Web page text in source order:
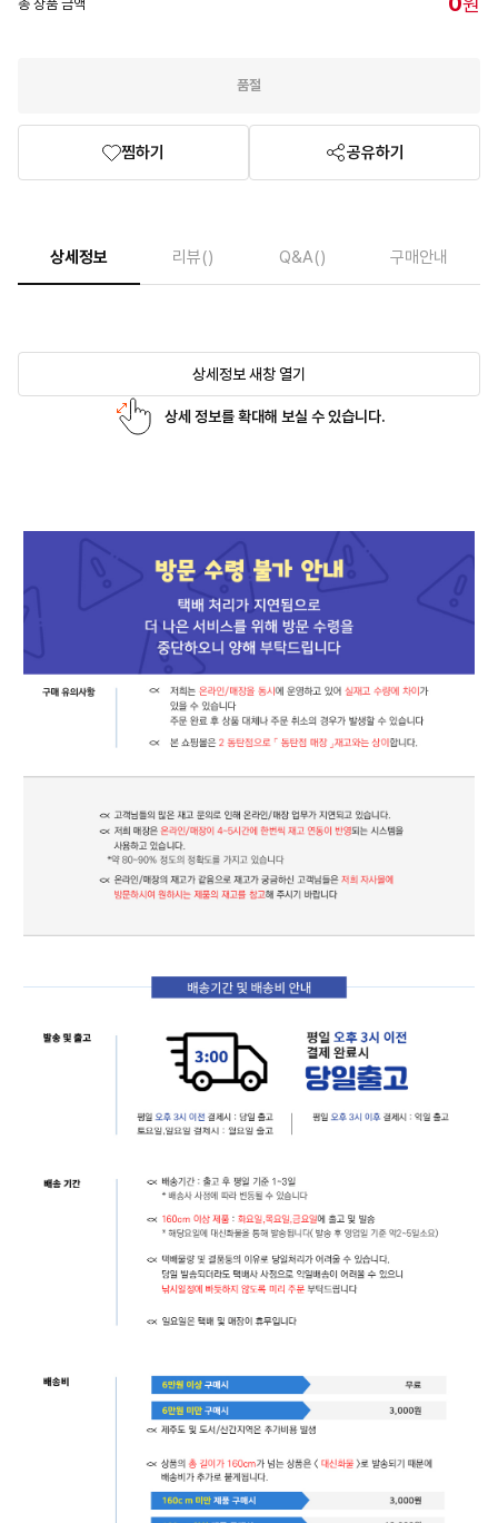
총 상품 금액
품절
찜하기 공유하기
상세정보 리뷰() Q&A() 구매안내
상세정보 새창 열기
상세 정보를 확대해 보실 수 있습니다.